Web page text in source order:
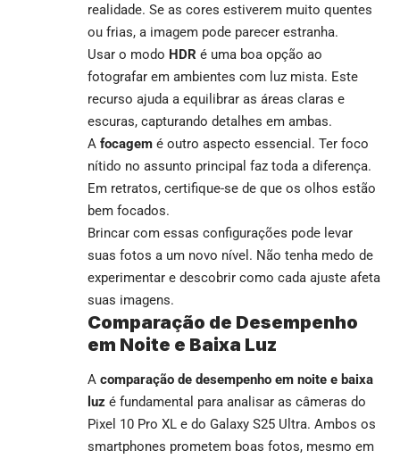
realidade. Se as cores estiverem muito quentes
ou frias, a imagem pode parecer estranha.
Usar o modo HDR é uma boa opção ao
fotografar em ambientes com luz mista. Este
recurso ajuda a equilibrar as áreas claras e
escuras, capturando detalhes em ambas.
A focagem é outro aspecto essencial. Ter foco
nítido no assunto principal faz toda a diferença.
Em retratos, certifique-se de que os olhos estão
bem focados.
Brincar com essas configurações pode levar
suas fotos a um novo nível. Não tenha medo de
experimentar e descobrir como cada ajuste afeta
suas imagens.
Comparação de Desempenho
em Noite e Baixa Luz
A comparação de desempenho em noite e baixa
luz é fundamental para analisar as câmeras do
Pixel 10 Pro XL e do Galaxy S25 Ultra. Ambos os
smartphones prometem boas fotos, mesmo em